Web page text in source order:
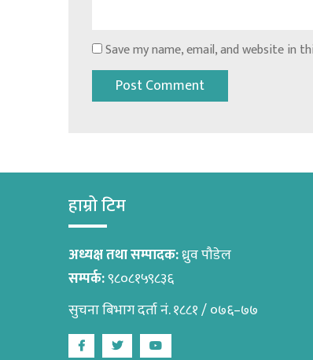
Save my name, email, and website
हाम्रो टिम
अध्यक्ष तथा सम्पादक:ध्रुव पौडेल
सम्पर्क:९८०८१५९८३६
सुचना बिभाग दर्ता नं. १८८१ / ०७६–७७
FacebookTwitterYoutube